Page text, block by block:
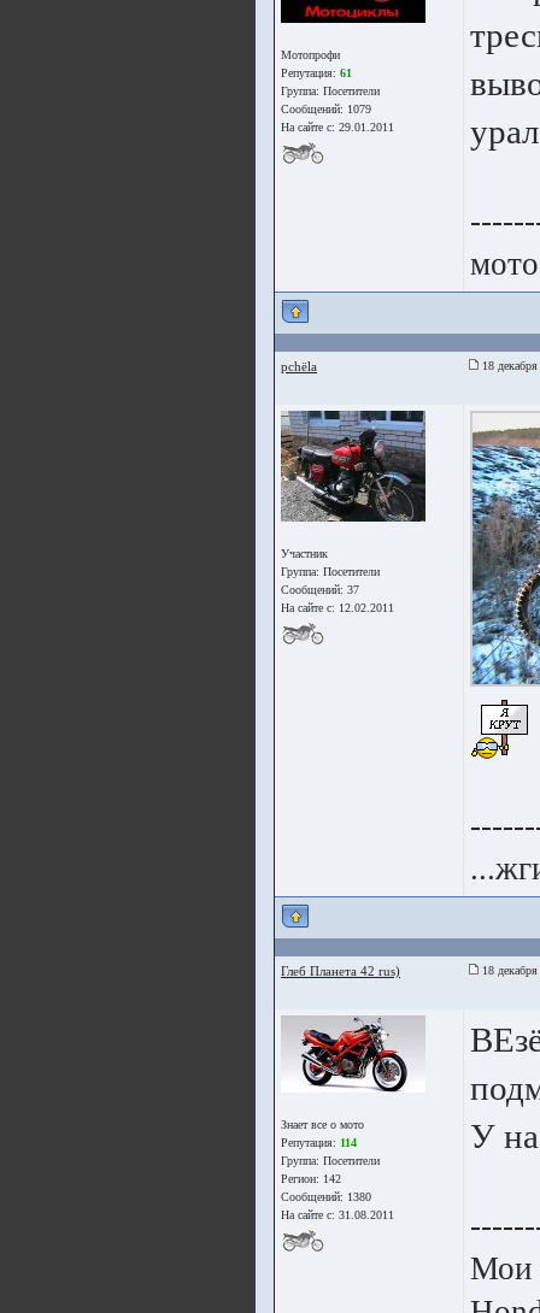
Мотопрофи
Репутация: 61
Группа: Посетители
Сообщений: 1079
На сайте с: 29.01.2011
pchёla 18
Участник
Группа: Посетители
Сообщений: 37
На сайте с: 12.02.2011
Глеб Планета 42 rus) 18
Знает все о мото
Репутация: 114
Группа: Посетители
Регион: 142
Сообщений: 1380
На сайте с: 31.08.2011
У
Мои